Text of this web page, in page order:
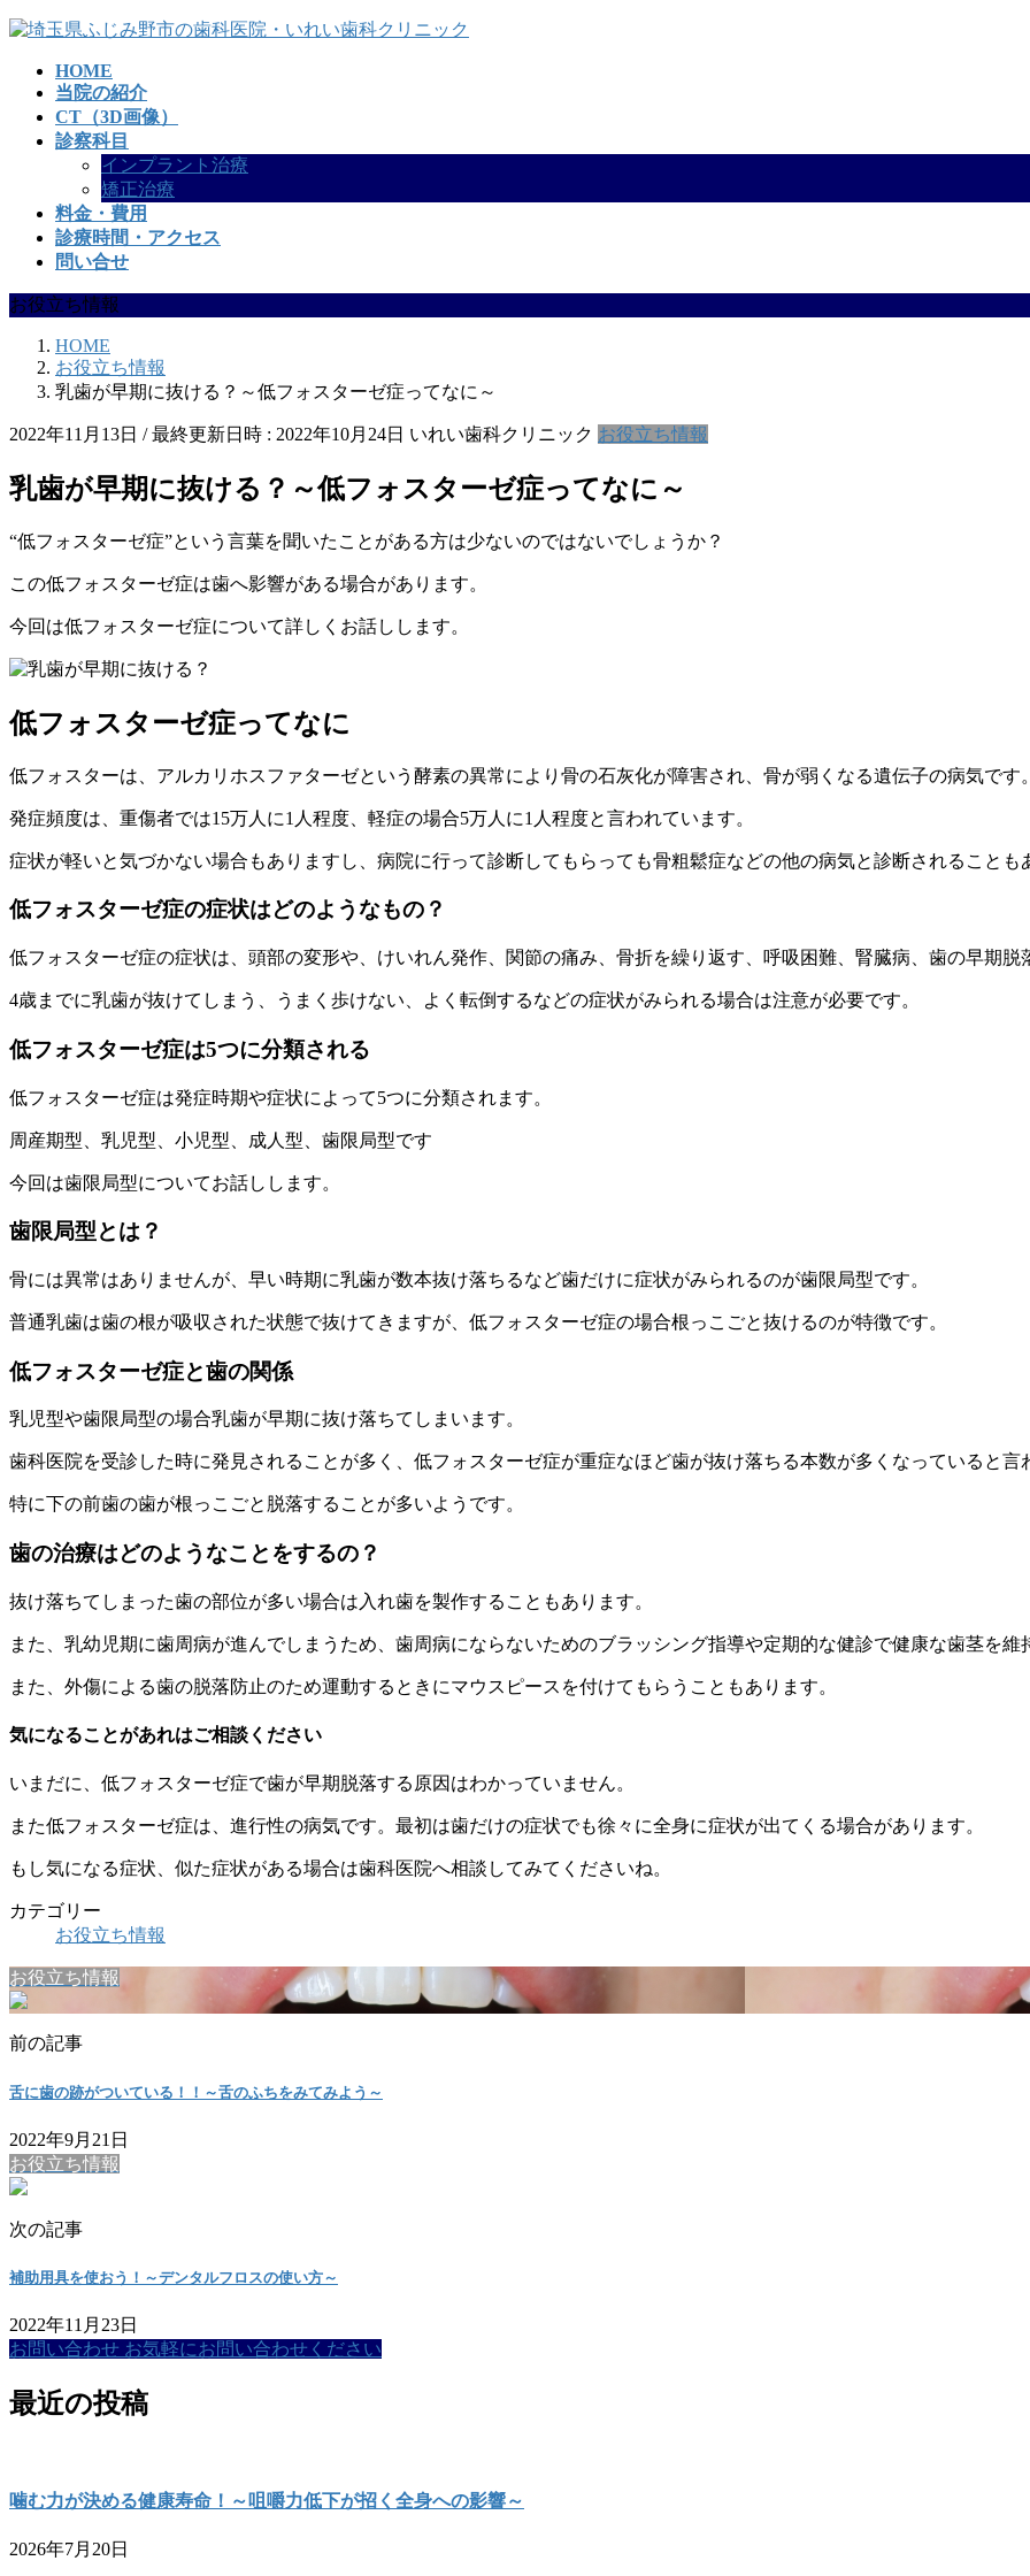
コ
ナ
HOME
当院の紹介
CT（3D画像）
診察科目
インプラント治療
矯正治療
料金・費用
診療時間・アクセス
問い合せ
お役立ち情報
HOME
お役立ち情報
乳歯が早期に抜ける？～低フォスターゼ症ってなに～
2022年11月13日 / 最終更新日時 : 2022年10月24日 いれい歯科クリニック お役立ち情報
乳歯が早期に抜ける？～低フォスターゼ症ってなに～
“低フォスターゼ症”という言葉を聞いたことがある方は少ないのではないでしょうか？
この低フォスターゼ症は歯へ影響がある場合があります。
今回は低フォスターゼ症について詳しくお話しします。
低フォスターゼ症ってなに
低フォスターは、アルカリホスファターゼという酵素の異常により骨の石灰化が障害され、骨が弱くなる遺伝子の病気です。
発症頻度は、重傷者では15万人に1人程度、軽症の場合5万人に1人程度と言われています。
症状が軽いと気づかない場合もありますし、病院に行って診断してもらっても骨粗鬆症などの他の病気と診断されることも
低フォスターゼ症の症状はどのようなもの？
低フォスターゼ症の症状は、頭部の変形や、けいれん発作、関節の痛み、骨折を繰り返す、呼吸困難、腎臓病、歯の早期脱
4歳までに乳歯が抜けてしまう、うまく歩けない、よく転倒するなどの症状がみられる場合は注意が必要です。
低フォスターゼ症は5つに分類される
低フォスターゼ症は発症時期や症状によって5つに分類されます。
周産期型、乳児型、小児型、成人型、歯限局型です
今回は歯限局型についてお話しします。
歯限局型とは？
骨には異常はありませんが、早い時期に乳歯が数本抜け落ちるなど歯だけに症状がみられるのが歯限局型です。
普通乳歯は歯の根が吸収された状態で抜けてきますが、低フォスターゼ症の場合根っこごと抜けるのが特徴です。
低フォスターゼ症と歯の関係
乳児型や歯限局型の場合乳歯が早期に抜け落ちてしまいます。
歯科医院を受診した時に発見されることが多く、低フォスターゼ症が重症なほど歯が抜け落ちる本数が多くなっていると言
特に下の前歯の歯が根っこごと脱落することが多いようです。
歯の治療はどのようなことをするの？
抜け落ちてしまった歯の部位が多い場合は入れ歯を製作することもあります。
また、乳幼児期に歯周病が進んでしまうため、歯周病にならないためのブラッシング指導や定期的な健診で健康な歯茎を維
また、外傷による歯の脱落防止のため運動するときにマウスピースを付けてもらうこともあります。
気になることがあれはご相談ください
いまだに、低フォスターゼ症で歯が早期脱落する原因はわかっていません。
また低フォスターゼ症は、進行性の病気です。最初は歯だけの症状でも徐々に全身に症状が出てくる場合があります。
もし気になる症状、似た症状がある場合は歯科医院へ相談してみてくださいね。
カテゴリー
お役立ち情報
お役立ち情報
前の記事
舌に歯の跡がついている！！～舌のふちをみてみよう～
2022年9月21日
お役立ち情報
次の記事
補助用具を使おう！～デンタルフロスの使い方～
2022年11月23日
お問い合わせ お気軽にお問い合わせください
最近の投稿
噛む力が決める健康寿命！～咀嚼力低下が招く全身への影響～
2026年7月20日